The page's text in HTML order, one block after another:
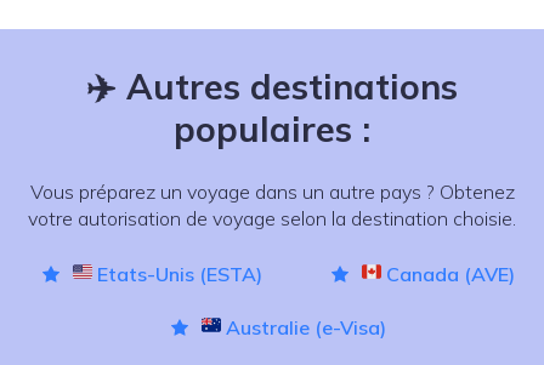
✈️ Autres destinations
populaires :
Vous préparez un voyage dans un autre pays ? Obtenez
votre autorisation de voyage selon la destination choisie.
Etats-Unis (ESTA) Canada (AVE)
Australie (e-Visa)